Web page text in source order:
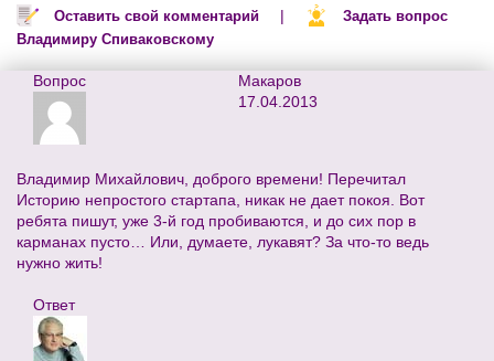
Оставить свой комментарий |
Задать вопрос
Владимиру Спиваковскому
Вопрос
Макаров
17.04.2013
Владимир Михайлович, доброго времени! Перечитал
Историю непростого стартапа, никак не дает покоя. Вот
ребята пишут, уже 3-й год пробиваются, и до сих пор в
карманах пусто… Или, думаете, лукавят? За что-то ведь
нужно жить!
Ответ